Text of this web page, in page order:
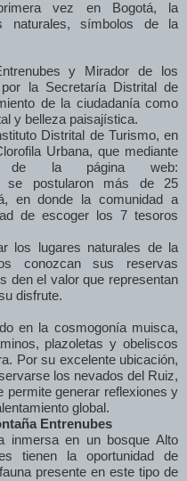
vez en Bogotá, la
naturales, símbolos de la
y Mirador de los
l a Secretaría Distrital de
de la ciudadanía como
y belleza paisajística.
Distrital de Turismo, en
Urbana, que mediante
de la página web:
se postularon más de 25
en donde la comunidad a
de escoger los 7 tesoros
los lugares naturales de la
conozcan sus reservas
den el valor que representan
disfrute.
en la cosmogonía muisca,
plazoletas y obeliscos
Por su excelente ubicación,
los nevados del Ruiz,
permite generar reflexiones y
global.
Entrenubes
inmersa en un bosque Alto
tienen la oportunidad de
presente en este tipo de